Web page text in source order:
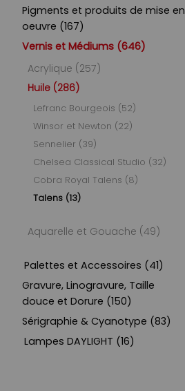
Pigments et produits de mise en
oeuvre (167)
Vernis et Médiums (646)
Acrylique (257)
Huile (286)
Lefranc Bourgeois (52)
Winsor et Newton (22)
Sennelier (39)
Chelsea Classical Studio (32)
Cobra Royal Talens (8)
Talens (13)
Aquarelle et Gouache (49)
Palettes et Accessoires (41)
Gravure, Linogravure, Taille
douce et Dorure (150)
Sérigraphie & Cyanotype (83)
Lampes DAYLIGHT (16)